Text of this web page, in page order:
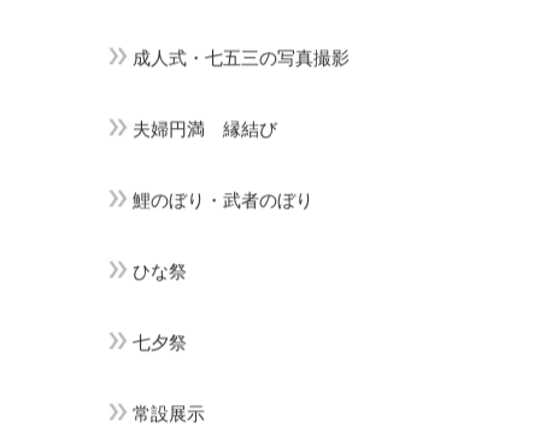
成人式・七五三の写真撮影
夫婦円満 縁結び
鯉のぼり・武者のぼり
ひな祭
七夕祭
常設展示